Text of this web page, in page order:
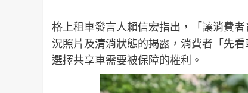
格上租車發言人賴信宏指出，「讓消費
況照片及清消狀態的揭露，消費者「先
選擇共享車需要被保障的權利。